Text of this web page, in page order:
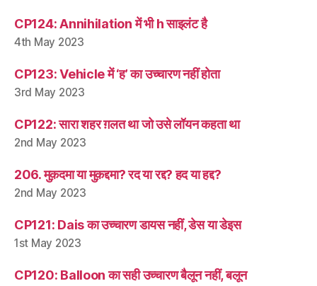
CP124: Annihilation में भी h साइलंट है
4th May 2023
CP123: Vehicle में ‘ह’ का उच्चारण नहीं होता
3rd May 2023
CP122: सारा शहर ग़लत था जो उसे लॉयन कहता था
2nd May 2023
206. मुक़दमा या मुक़द्दमा? रद या रद्द? हद या हद्द?
2nd May 2023
CP121: Dais का उच्चारण डायस नहीं, डेस या डेइस
1st May 2023
CP120: Balloon का सही उच्चारण बैलून नहीं, बलून